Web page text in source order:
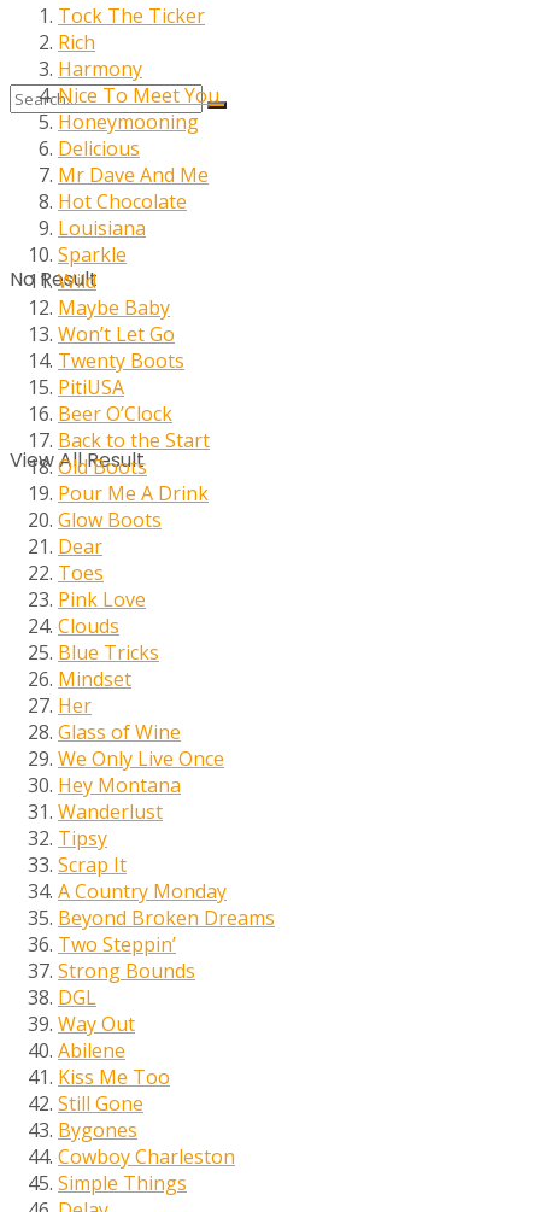
No Result
View All Result
Tock The Ticker
Rich
Harmony
Nice To Meet You
Honeymooning
Delicious
Mr Dave And Me
Hot Chocolate
Louisiana
Sparkle
Wild
Maybe Baby
Won’t Let Go
Twenty Boots
PitiUSA
Beer O’Clock
Back to the Start
Old Boots
Pour Me A Drink
Glow Boots
Dear
Toes
Pink Love
Clouds
Blue Tricks
Mindset
Her
Glass of Wine
We Only Live Once
Hey Montana
Wanderlust
Tipsy
Scrap It
A Country Monday
Beyond Broken Dreams
Two Steppin’
Strong Bounds
DGL
Way Out
Abilene
Kiss Me Too
Still Gone
Bygones
Cowboy Charleston
Simple Things